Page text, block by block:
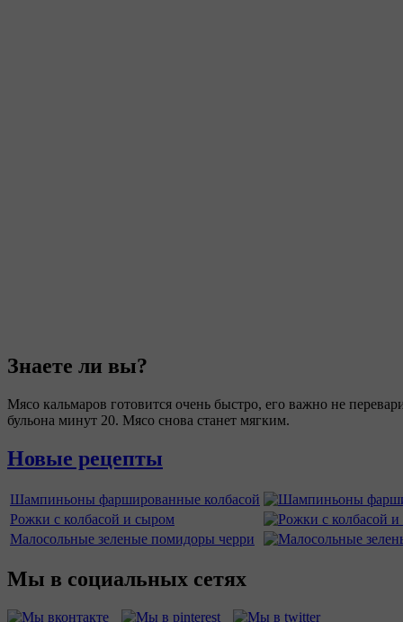
Знаете ли вы?
Мясо кальмаров готовится очень быстро, его важно не
бульона минут 20. Мясо снова станет мягким.
Новые рецепты
Шампиньоны фаршированные колбасой
Рожки с колбасой и сыром
Малосольные зеленые помидоры черри
Мы в социальных сетях